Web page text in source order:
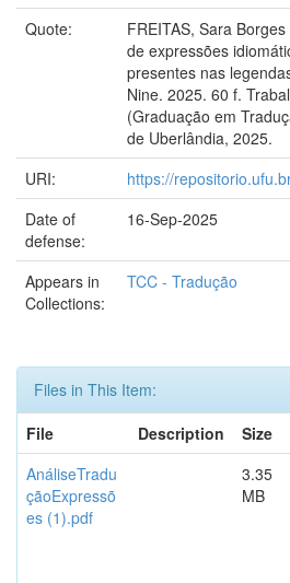
Quote:
FREITAS, Sara
de expressões
presentes nas
Nine. 2025. 60 f.
(Graduação em
de Uberlândia, 2025.
URI:
https://
Date of
defense:
16-Sep-2025
Appears in
Collections:
TCC - Tradução
Files in This Item:
File
Description Size
AnáliseTradu
çãoExpressõ
es (1).pdf
3.35
MB